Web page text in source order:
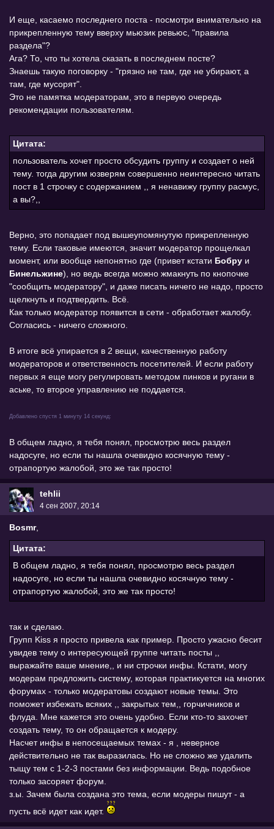
И еще, касаемо последнего поста - посмотри внимательно на
прикрепленную тему вверху мьюзик ревьюс, "правила
раздела"?
Ага? То, что ты хотела сказать в последнем посте?
Знаешь такую поговорку - "грязно не там, где не убирают, а
там, где мусорят".
Это не памятка модераторам, это в первую очередь
рекомендации пользователям.
Цитата:
пользователь хочет просто обсудить группу и создает о ней
тему. тогда другим юзверям совершенно неинтересно читать
пост в 1 строчку с содержанием ,, я ненавижу группу расмус,
а вы?,,
Верно, это попадает под вышеупомянутую прикрепленную
тему. Если таковые имеются, значит модератор прощелкал
момент, или вообще непонятно где (привет кстати Бобру и
Бинельжине), но ведь всегда можно жмакнуть по кнопочке
"сообщить модератору", и даже писать ничего не надо, просто
щелкнуть и подтвердить. Всё.
Как только модератор появится в сети - обработает жалобу.
Согласись - ничего сложного.
В итоге всё упирается в 2 вещи, качественную работу
модераторов и ответственность посетителей. И если работу
первых я еще могу регулировать методом пинков и ругани в
аське, то второе управлению не поддается.
Добавлено спустя 1 минуту 14 секунд:
В общем ладно, я тебя понял, просмотрю весь раздел
надосуге, но если ты нашла очевидно косячную тему -
отрапортую жалобой, это же так просто!
tehlii
4 сен 2007, 20:14
Bosmr,
Цитата:
В общем ладно, я тебя понял, просмотрю весь раздел
надосуге, но если ты нашла очевидно косячную тему -
отрапортую жалобой, это же так просто!
так и сделаю.
Групп Kiss я просто привела как пример. Просто ужасно бесит
увидев тему о интересующей группе читать посты ,,
выражайте ваше мнение,, и ни строчки инфы. Кстати, могу
модерам предложить систему, которая практикуется на многих
форумах - только модератовы создают новые темы. Это
поможет избежать всяких ,, закрытых тем,, горчичников и
флуда. Мне кажется это очень удобно. Если кто-то захочет
создать тему, то он обращается к модеру.
Насчет инфы в непосещаемых темах - я , неверное
действительно не так выразилась. Но не сложно же удалить
тыщу тем с 1-2-3 постами без информации. Ведь подобное
только засоряет форум.
з.ы. Зачем была создана это тема, если модеры пишут - а
пусть всё идет как идет.